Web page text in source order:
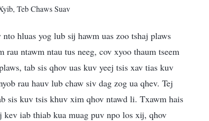
Teb Chaws Suav
hluas yog lub sij hawm uas zoo tshaj plaws
ntawm ntau tus neeg, cov xyoo thaum tseem
tab sis qhov uas kuv yeej tsis xav tias kuv
rau hauv lub chaw siv dag zog ua qhev. Tej
sis kuv tsis khuv xim qhov ntawd li. Txawm hais
kev iab thiab kua muag puv npo los xij, qhov